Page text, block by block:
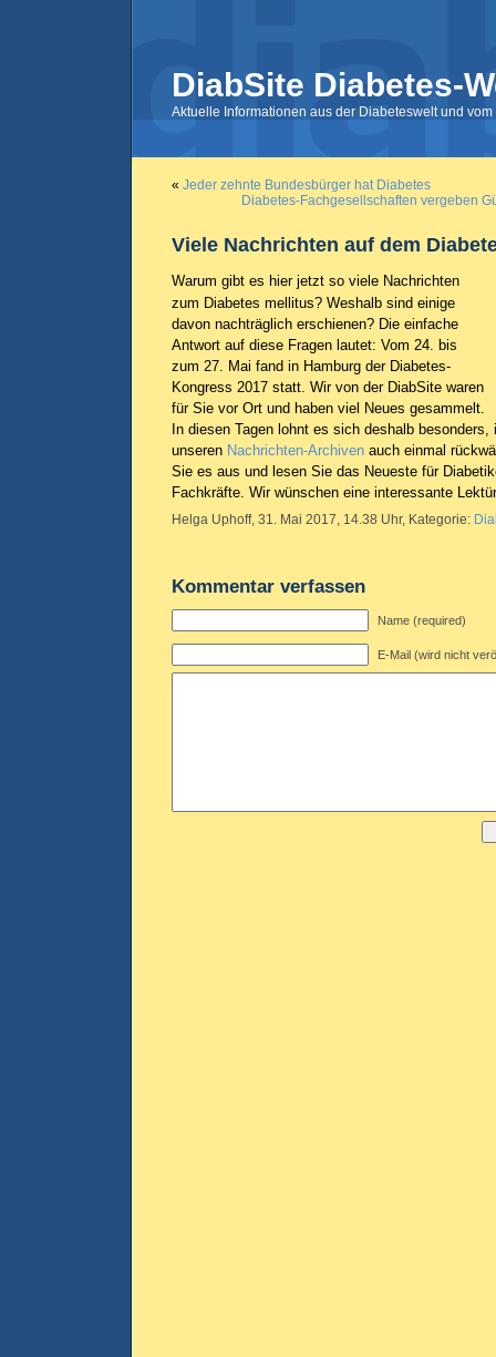
DiabSite Diabetes-
Aktuelle Informationen aus der Diabeteswelt und
« Jeder zehnte Bundesbürger hat Diabetes
Diabetes-Fachgesellschaften vergeben
Viele Nachrichten auf dem
Warum gibt es hier jetzt so viele Nachrichten
zum Diabetes mellitus? Weshalb sind einige
davon nachträglich erschienen? Die einfache
Antwort auf diese Fragen lautet: Vom 24. bis
zum 27. Mai fand in Hamburg der Diabetes-
Kongress 2017 statt. Wir von der DiabSite waren
für Sie vor Ort und haben viel Neues gesammelt.
In diesen Tagen lohnt es sich deshalb
unseren Nachrichten-Archiven auch einmal
Sie es aus und lesen Sie das Neueste für
Fachkräfte. Wir wünschen eine interessante
Helga Uphoff, 31. Mai 2017, 14.38 Uhr, Kategorie:
Kommentar verfassen
Name (required)
E-Mail (wird nicht